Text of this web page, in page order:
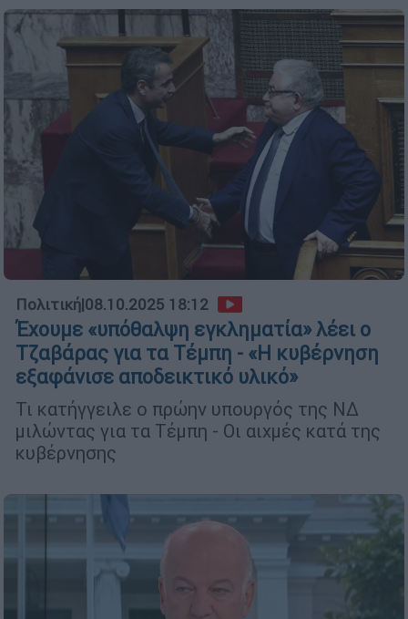
Πολιτική|08.10.2025 18:12
Έχουμε «υπόθαλψη εγκληματία» λέει ο
Τζαβάρας για τα Τέμπη - «Η κυβέρνηση
εξαφάνισε αποδεικτικό υλικό»
Τι κατήγγειλε ο πρώην υπουργός της ΝΔ
μιλώντας για τα Τέμπη - Οι αιχμές κατά της
κυβέρνησης